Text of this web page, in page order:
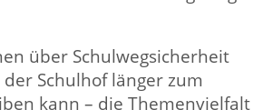
über Schulwegsicherheit
Schulhof länger zum
kann – die Themenvielfalt